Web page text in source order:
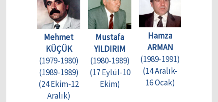
Mehmet
KÜÇÜK
(1979-1980)
(1989-1989)
(24 Ekim-12
Aralık)
Mustafa
YILDIRIM
(1980-1989)
(17 Eylül-10
Ekim)
Hamza
ARMAN
(1989-1991)
(14 Aralık-
16 Ocak)